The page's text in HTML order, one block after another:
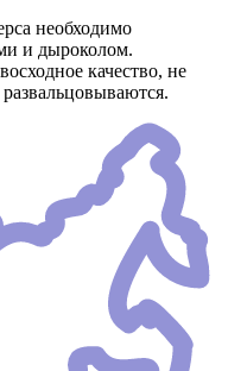
необходимо
и дыроколом.
качество, не